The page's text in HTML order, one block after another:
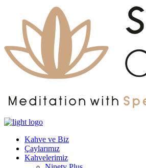
Kahve ve Biz
Çaylarımız
Kahvelerimiz